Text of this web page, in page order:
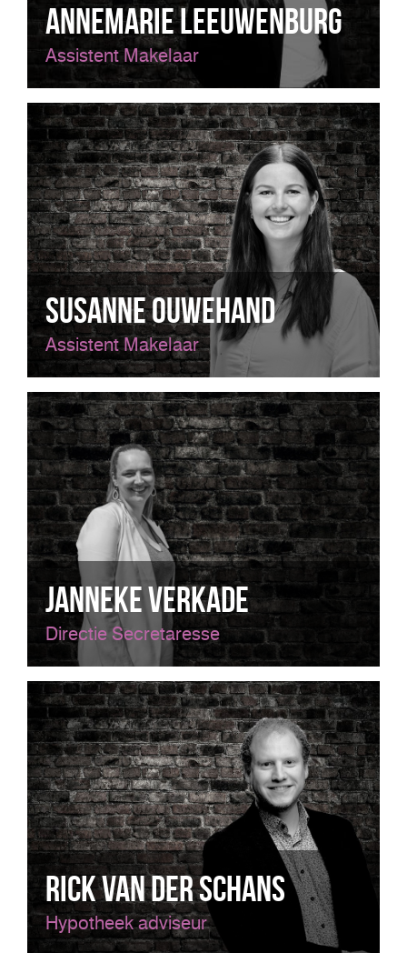
Annemarie Leeuwenburg
Assistent Makelaar
Susanne Ouwehand
Assistent Makelaar
Janneke Verkade
Directie Secretaresse
Rick van der Schans
Hypotheek adviseur